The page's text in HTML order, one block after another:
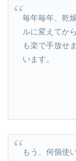
毎年毎年、乾
ルに変えてか
も楽で手放せ
います。
もう、何個使